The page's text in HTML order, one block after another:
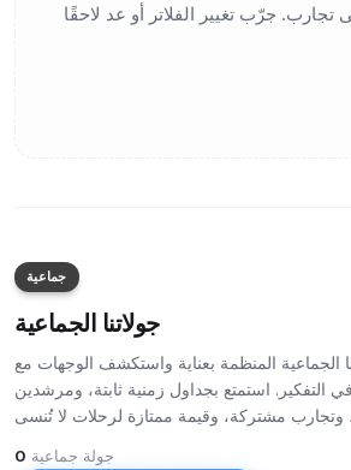
جماعية
جولاتنا الجماعية
الجماعية المنظمة بعناية واستكشف الوجهات مع
التفكير. استمتع بجداول زمنية ثابتة، ومرشدين
0 جولة جماعية